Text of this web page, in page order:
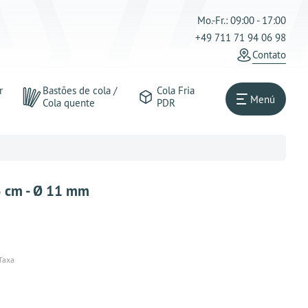
Mo.-Fr.: 09:00 - 17:00
+49 711 71 94 06 98
Contato
Bastões de cola /
Cola quente
Cola Fria
PDR
Menú
cm - Ø 11 mm